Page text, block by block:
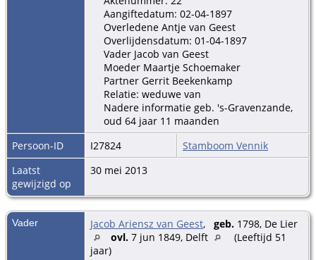
Aangiftedatum: 02-04-1897
Overledene Antje van Geest
Overlijdensdatum: 01-04-1897
Vader Jacob van Geest
Moeder Maartje Schoemaker
Partner Gerrit Beekenkamp
Relatie: weduwe van
Nadere informatie geb. 's-Gravenzande,
oud 64 jaar 11 maanden
Persoon-ID
I27824
Stamboom Vennik
Laatst
gewijzigd op
30 mei 2013
Vader Jacob Ariensz van Geest, geb. 1798, De Lier
ovl. 7 jun 1849, Delft
(Leeftijd 51
jaar)